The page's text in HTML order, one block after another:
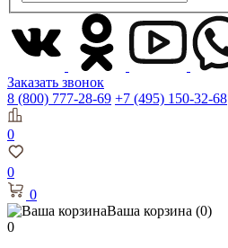
Заказать звонок
8 (800) 777-28-69 +7 (495) 150-32-68
0
0
0
Ваша корзина (0)
0